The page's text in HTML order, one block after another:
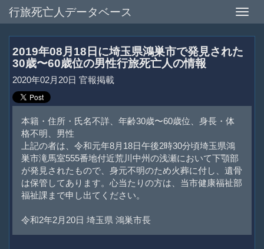
Toggle
行旅死亡人データベース
2019年08月18日に埼玉県鴻巣市で発見された
30歳〜60歳位の男性行旅死亡人の情報
2020年02月20日 官報掲載
本籍・住所・氏名不詳、年齢30歳〜60歳位、身長・体
格不明、男性
上記の者は、令和元年8月18日午後2時30分頃埼玉県鴻
巣市滝馬室555番地付近荒川中州の浅瀬において下顎部
が発見されたもので、身元不明のため火葬に付し、遺骨
は保管してあります。心当たりの方は、当市健康福祉部
福祉課まで申し出てください。
令和2年2月20日 埼玉県 鴻巣市長